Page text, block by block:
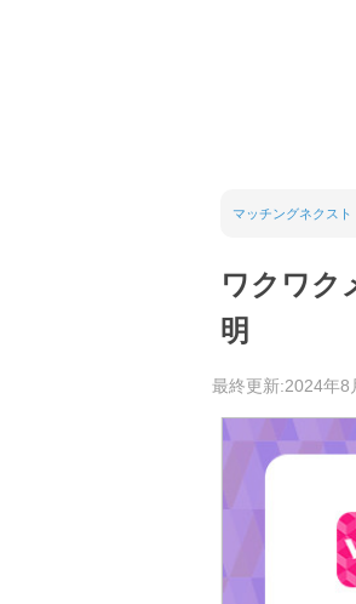
マッチングネクスト
ワクワク
明
最終更新:2024年8